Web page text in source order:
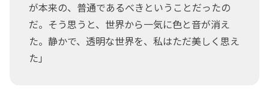
が本来の、普通であるべきということだったの
だ。そう思うと、世界から一気に色と音が消え
た。静かで、透明な世界を、私はただ美しく思え
た」